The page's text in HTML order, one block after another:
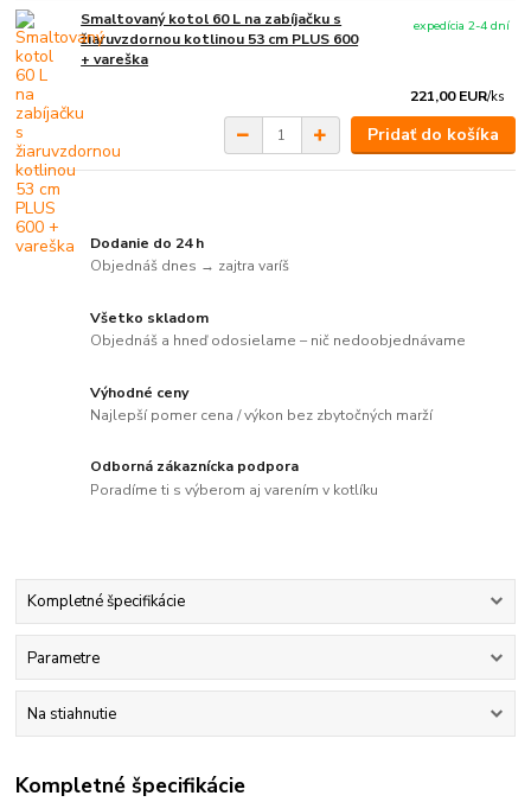
Smaltovaný kotol 60 L na zabíjačku s
žiaruvzdornou kotlinou 53 cm PLUS 600
+ vareška
221,00 EUR/ks
expedícia 2-4 dní
Pridať do košíka
Dodanie do 24 h
Objednáš dnes → zajtra varíš
Všetko skladom
Objednáš a hneď odosielame – nič nedoobjednávame
Výhodné ceny
Najlepší pomer cena / výkon bez zbytočných marží
Odborná zákaznícka podpora
Poradíme ti s výberom aj varením v kotlíku
Kompletné špecifikácie
Parametre
Na stiahnutie
Kompletné špecifikácie